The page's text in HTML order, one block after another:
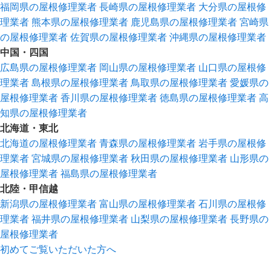
福岡県の屋根修理業者 長崎県の屋根修理業者 大分県の屋根修
理業者 熊本県の屋根修理業者 鹿児島県の屋根修理業者 宮崎県
の屋根修理業者 佐賀県の屋根修理業者 沖縄県の屋根修理業者
中国・四国
広島県の屋根修理業者 岡山県の屋根修理業者 山口県の屋根修
理業者 島根県の屋根修理業者 鳥取県の屋根修理業者 愛媛県の
屋根修理業者 香川県の屋根修理業者 徳島県の屋根修理業者 高
知県の屋根修理業者
北海道・東北
北海道の屋根修理業者 青森県の屋根修理業者 岩手県の屋根修
理業者 宮城県の屋根修理業者 秋田県の屋根修理業者 山形県の
屋根修理業者 福島県の屋根修理業者
北陸・甲信越
新潟県の屋根修理業者 富山県の屋根修理業者 石川県の屋根修
理業者 福井県の屋根修理業者 山梨県の屋根修理業者 長野県の
屋根修理業者
初めてご覧いただいた方へ